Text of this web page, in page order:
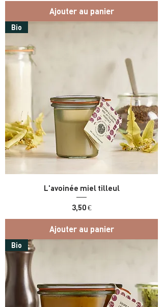
Ajouter au panier
Bio
L'avoinée miel tilleul
Prix
3,50 €
Ajouter au panier
Bio